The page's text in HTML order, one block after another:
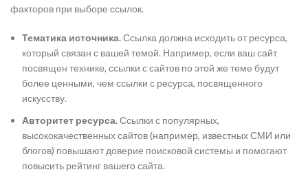
факторов при выборе ссылок.
Тематика источника.Ссылка должна исходить от ресурса,
который связан с вашей темой. Например, если ваш сайт
посвящен технике, ссылки с сайтов по этой же теме будут
более ценными, чем ссылки с ресурса, посвященного
искусству.
Авторитет ресурса.Ссылки с популярных,
высококачественных сайтов (например, известных СМИ или
блогов) повышают доверие поисковой системы и помогают
повысить рейтинг вашего сайта.